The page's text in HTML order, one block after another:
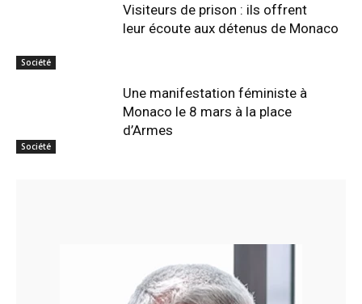
Société
Visiteurs de prison : ils offrent
leur écoute aux détenus de Monaco
Société
Une manifestation féministe à
Monaco le 8 mars à la place
d’Armes